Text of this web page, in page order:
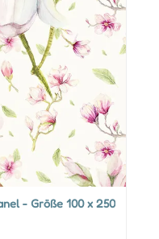
- Größe 100 x 250